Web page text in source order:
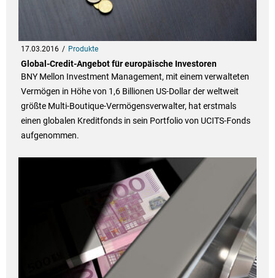
17.03.2016 Produkte
Global-Credit-Angebot für europäische Investoren
BNY Mellon Investment Management, mit einem verwalteten
Vermögen in Höhe von 1,6 Billionen US-Dollar der weltweit
größte Multi-Boutique-Vermögensverwalter, hat erstmals
einen globalen Kreditfonds in sein Portfolio von UCITS-Fonds
aufgenommen.